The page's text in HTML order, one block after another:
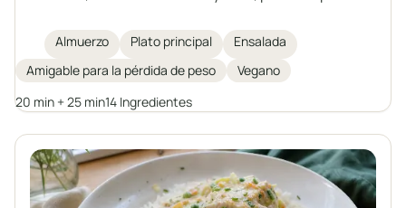
garbanzos, rúcula fresca, aguacate y brotes de
calabaza, se corona con un aderezo casero de tahini
para aportar más sabor y cremosidad. Ideal para la
pérdida de peso o para quienes buscan una comida
Almuerzo Plato principal
Ensalada
Amigable para la pérdida de peso
Vegano
20 min + 25 min14 Ingredientes